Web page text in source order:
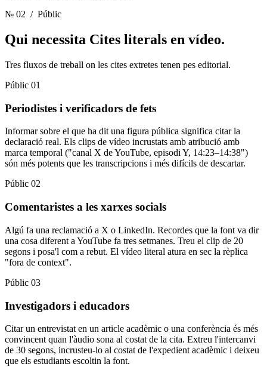
№ 02 / Públic
Qui necessita Cites literals en vídeo.
Tres fluxos de treball on les cites extretes tenen pes editorial.
Públic 01
Periodistes i verificadors de fets
Informar sobre el que ha dit una figura pública significa citar la
declaració real. Els clips de vídeo incrustats amb atribució amb
marca temporal ("canal X de YouTube, episodi Y, 14:23–14:38")
són més potents que les transcripcions i més difícils de descartar.
Públic 02
Comentaristes a les xarxes socials
Algú fa una reclamació a X o LinkedIn. Recordes que la font va dir
una cosa diferent a YouTube fa tres setmanes. Treu el clip de 20
segons i posa'l com a rebut. El vídeo literal atura en sec la rèplica
"fora de context".
Públic 03
Investigadors i educadors
Citar un entrevistat en un article acadèmic o una conferència és més
convincent quan l'àudio sona al costat de la cita. Extreu l'intercanvi
de 30 segons, incrusteu-lo al costat de l'expedient acadèmic i deixeu
que els estudiants escoltin la font.